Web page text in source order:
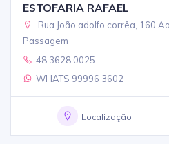
ESTOFARIA RAFAEL
Rua João adolfo corrêa, 160
Passagem
48 3628 0025
WHATS 99996 3602
Localização